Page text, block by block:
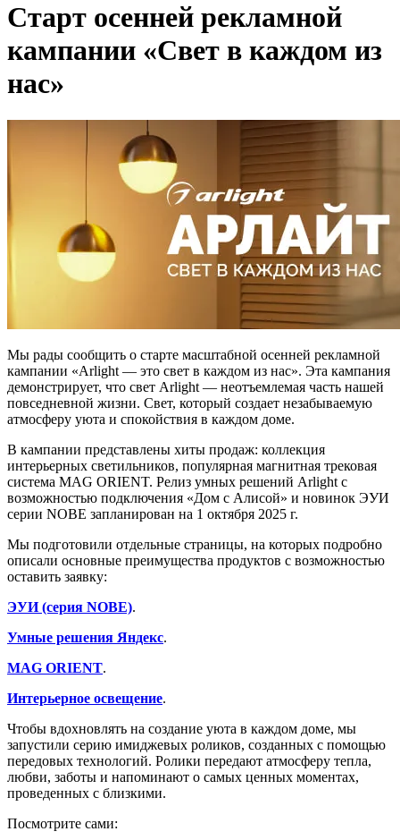
Старт осенней рекламной
кампании «Свет в каждом из
нас»
Мы рады сообщить о старте масштабной осенней рекламной
кампании «Arlight — это свет в каждом из нас». Эта кампания
демонстрирует, что свет Arlight — неотъемлемая часть нашей
повседневной жизни. Свет, который создает незабываемую
атмосферу уюта и спокойствия в каждом доме.
В кампании представлены хиты продаж: коллекция
интерьерных светильников, популярная магнитная трековая
система MAG ORIENT. Релиз умных решений Arlight с
возможностью подключения «Дом с Алисой» и новинок ЭУИ
серии NOBE запланирован на 1 октября 2025 г.
Мы подготовили отдельные страницы, на которых подробно
описали основные преимущества продуктов с возможностью
оставить заявку:
ЭУИ (серия NOBE).
Умные решения Яндекс.
MAG ORIENT.
Интерьерное освещение.
Чтобы вдохновлять на создание уюта в каждом доме, мы
запустили серию имиджевых роликов, созданных с помощью
передовых технологий. Ролики передают атмосферу тепла,
любви, заботы и напоминают о самых ценных моментах,
проведенных с близкими.
Посмотрите сами: